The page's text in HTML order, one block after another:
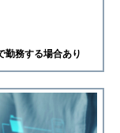
勤務する場合あり